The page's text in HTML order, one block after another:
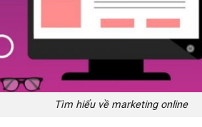
Tìm hiểu về marketing online